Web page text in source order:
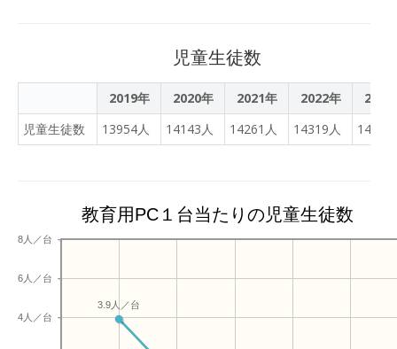
とQubenaの3つの課題を
いました。 自由進度学習に
入る前に、全員で3分間の
確認プリントに取り組みま
先生が電子黒板を使って弦
と弧について確認の説明を
先生が「いつも通り何も教
ください。7分後に集合を
ほか、有償版があります。
端末の『クロームブック』
はメーカーから一定のライ
センス収入を得ています」
―日本の課題は何でしょう
ったと言ってもいい。た
だ、経験は浅いです。端末
があるからと言って何かが
児童生徒数
2019年 2020年 2021年 2022年
2023
児童生徒数
13954人 14143人 14261人 14319人 14414
教育用PC１台当たりの児童生徒数
4人／台
6人／台
8人／台
3.9人／台